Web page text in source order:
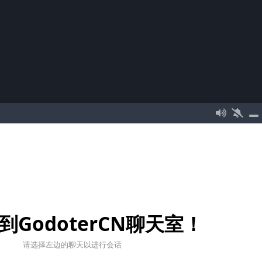
GodoterCN聊天室！
请选择左边的聊天以进行会话